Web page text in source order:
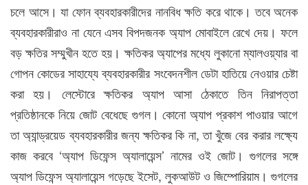
চলে আসে। যা ফোন ব্যবহারকারীদের নানবিধ ক্ষতি করে থাকে। তবে অনেক
ব্যবহারকারীরাও না যেনে এসব বিপদজনক অ্যাপ মোবাইলে রেখে দেয়। ফলে
বড় ক্ষতির সম্মুখীন হতে হয়। ক্ষতিকর অ্যাপের মধ্যে লুকানো ম্যালওয়্যার বা
গোপন কোডের সাহায্যে ব্যবহারকারীর সংবেদনশীল ডেটা হাতিয়ে নেওয়ার চেষ্টা
করা হয়। লেস্টোরে ক্ষতিকর অ্যাপ আসা ঠেকাতে তিন নিরাপত্তা
প্রতিষ্ঠানকে নিয়ে জোট বেধেছে গুগল। কোনো অ্যাপ প্রকাশ পাওয়ার আগে
তা অ্যান্ড্রয়েড ব্যবহারকারীর জন্য ক্ষতিকর কি না, তা খুঁজে বের করার লক্ষ্যে
কাজ করবে ‘অ্যাপ ডিফেন্স অ্যালায়েন্স’ নামের ওই জোট। গুগলের সঙ্গে
অ্যাপ ডিফেন্স অ্যালায়েন্স গড়েছে ইসেট, লুকআউট ও জিম্পোরিয়াম। গুগলের